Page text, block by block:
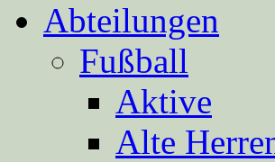
Abteilungen
Fußball
Aktive
Alte